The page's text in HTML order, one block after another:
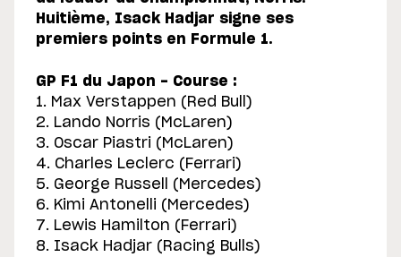
Huitième, Isack Hadjar signe ses
premiers points en Formule 1.
GP F1 du Japon - Course :
1. Max Verstappen (Red Bull)
2. Lando Norris (McLaren)
3. Oscar Piastri (McLaren)
4. Charles Leclerc (Ferrari)
5. George Russell (Mercedes)
6. Kimi Antonelli (Mercedes)
7. Lewis Hamilton (Ferrari)
8. Isack Hadjar (Racing Bulls)